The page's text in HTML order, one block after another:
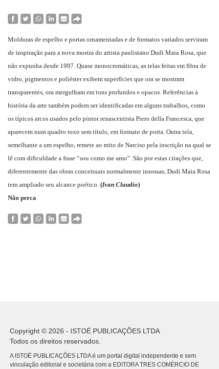
Molduras de espelho e portas ornamentadas e de formatos variados serviram
de inspiração para a nova mostra do artista paulistano Dudi Maia Rosa, que
não expunha desde 1997. Quase monocromáticas, as telas feitas em fibra de
vidro, pigmentos e poliéster exibem superfícies que ora se mostram
transparentes, ora mergulham em tons profundos e opacos. Referências à
história da arte também podem ser identificadas em alguns trabalhos, como
os típicos arcos usados pelo pintor renascentista Piero della Francesca, que
aparecem num quadro roxo sem título, em formato de porta. Outra tela,
semelhante a um espelho, remete ao mito de Narciso pela inscrição na qual se
lê com dificuldade a frase “sou como me amo”. São por estas citações que,
diferentemente das obras conceituais normalmente insossas, Dudi Maia Rosa
tem ampliado seu alcance poético. (Ivan Claudio)
Não perca
Copyright © 2026 - ISTOÉ PUBLICAÇÕES LTDA
Todos os direitos reservados.
A ISTOÉ PUBLICAÇÕES LTDA é um portal digital independente e sem
vinculação editorial e societária com a EDITORA TRES COMÉRCIO DE